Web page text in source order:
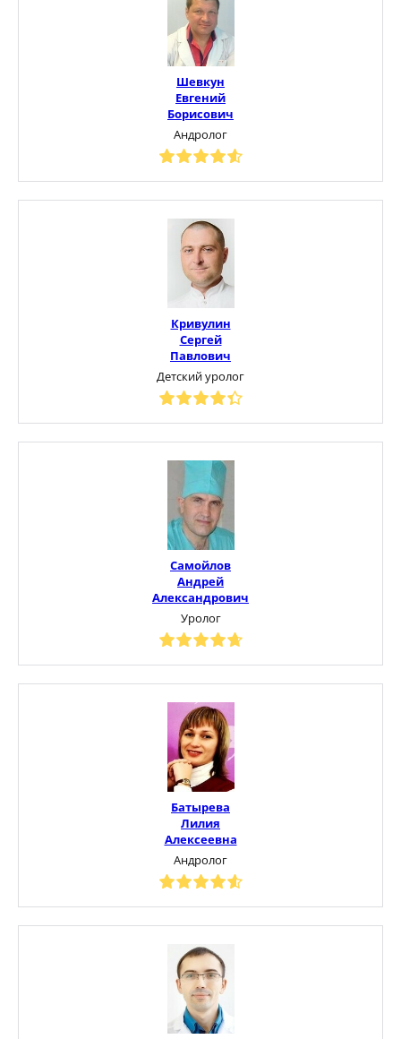
Шевкун
Евгений
Борисович
Андролог
Кривулин
Сергей
Павлович
Детский уролог
Самойлов
Андрей
Александрович
Уролог
Батырева
Лилия
Алексеевна
Андролог